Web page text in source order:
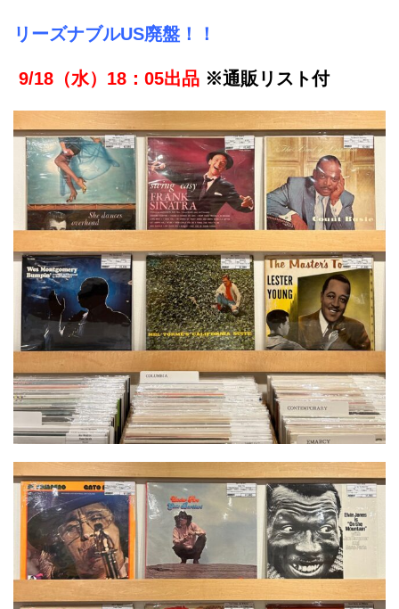
リーズナブルUS廃盤！！
9/18（水）18：05出品 ※通販リスト付